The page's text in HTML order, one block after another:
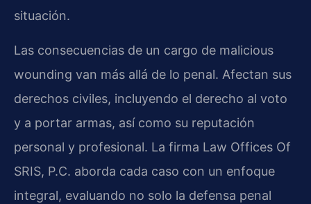
situación.
Las consecuencias de un cargo de malicious
wounding van más allá de lo penal. Afectan sus
derechos civiles, incluyendo el derecho al voto
y a portar armas, así como su reputación
personal y profesional. La firma Law Offices Of
SRIS, P.C. aborda cada caso con un enfoque
integral, evaluando no solo la defensa penal